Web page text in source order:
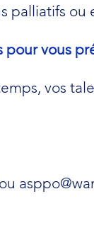
palliatifs ou
vous
vos